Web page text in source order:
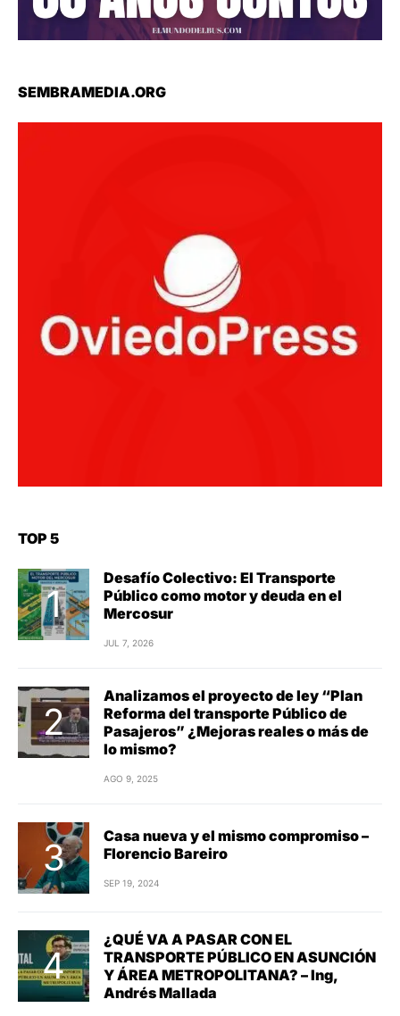
SEMBRAMEDIA.ORG
TOP 5
Desafío Colectivo: El Transporte
Público como motor y deuda en el
Mercosur
JUL 7, 2026
Analizamos el proyecto de ley “Plan
Reforma del transporte Público de
Pasajeros” ¿Mejoras reales o más de
lo mismo?
AGO 9, 2025
Casa nueva y el mismo compromiso –
Florencio Bareiro
SEP 19, 2024
¿QUÉ VA A PASAR CON EL
TRANSPORTE PÚBLICO EN ASUNCIÓN
Y ÁREA METROPOLITANA? – Ing,
Andrés Mallada